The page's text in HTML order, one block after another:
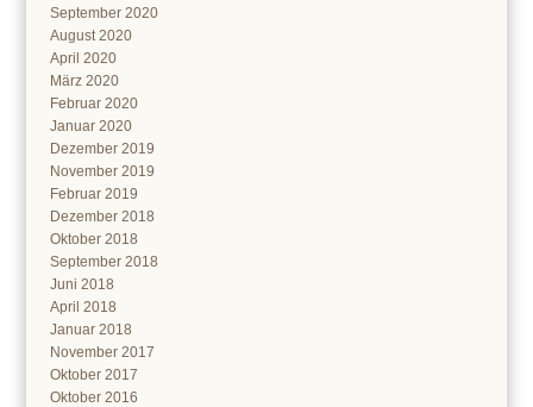
September 2020
August 2020
April 2020
März 2020
Februar 2020
Januar 2020
Dezember 2019
November 2019
Februar 2019
Dezember 2018
Oktober 2018
September 2018
Juni 2018
April 2018
Januar 2018
November 2017
Oktober 2017
Oktober 2016